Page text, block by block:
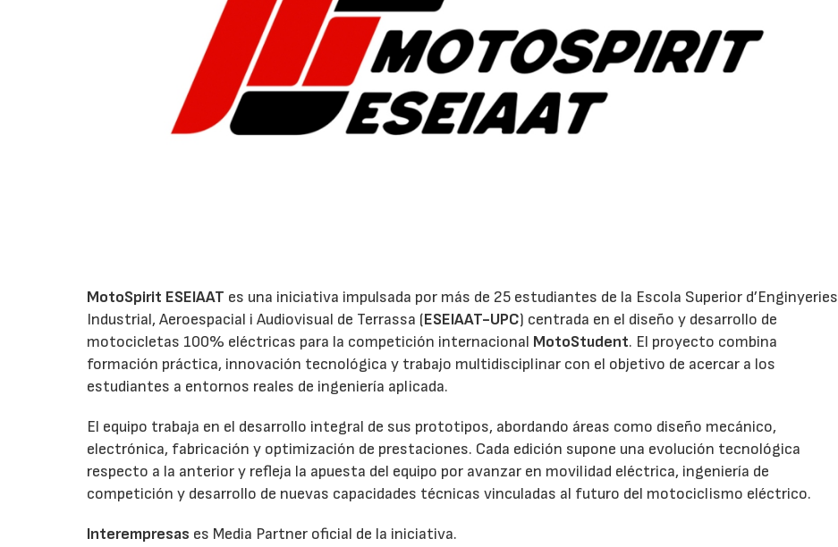
MotoSpirit ESEIAAT es una iniciativa impulsada por más de 25 estudiantes de la Escola Superior d’Enginyeries
Industrial, Aeroespacial i Audiovisual de Terrassa (ESEIAAT-UPC) centrada en el diseño y desarrollo de
motocicletas 100% eléctricas para la competición internacional MotoStudent. El proyecto combina
formación práctica, innovación tecnológica y trabajo multidisciplinar con el objetivo de acercar a los
estudiantes a entornos reales de ingeniería aplicada.
El equipo trabaja en el desarrollo integral de sus prototipos, abordando áreas como diseño mecánico,
electrónica, fabricación y optimización de prestaciones. Cada edición supone una evolución tecnológica
respecto a la anterior y refleja la apuesta del equipo por avanzar en movilidad eléctrica, ingeniería de
competición y desarrollo de nuevas capacidades técnicas vinculadas al futuro del motociclismo eléctrico.
Interempresas es Media Partner oficial de la iniciativa.